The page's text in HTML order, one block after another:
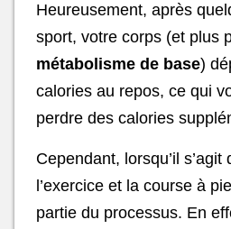
Heureusement, après
sport, votre corps (et plus
métabolisme de base)
calories au repos, ce qui
perdre des calories
Cependant, lorsqu’il
l’exercice et la course à
partie du processus. En